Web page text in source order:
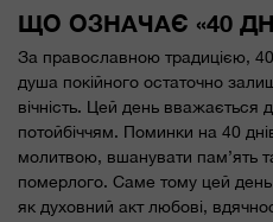
ЩО ОЗНАЧАЄ «40
За православною традицією,
душа покійного остаточно
вічність. Цей день
потойбіччям. Поминки на 40
молитвою, вшанувати пам’ять
померлого. Саме тому цей
як духовний акт любові,